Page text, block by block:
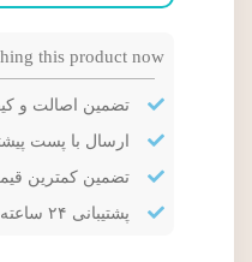
this product now!
تضمین اصالت و
ارسال با پست
تضمین کمترین
پشتیبانی ۲۴ ساعته